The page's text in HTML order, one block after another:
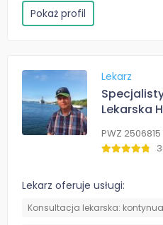
Pokaż profil
Lekarz
Lekarska
PWZ 2506815
Lekarz oferuje usługi:
Konsultacja lekarska: